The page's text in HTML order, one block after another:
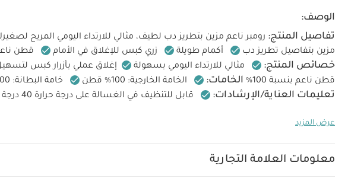
الوصف:
تفاصيل المنتج: رومبر ناعم مزين بتطريز دب لطيف، مثالي للارتداء اليومي المريح
مزين بتفاصيل تطريز دب
أكمام طويلة زري كبس للإغلاق في الأمام قطن ناعم
خصائص المنتج: مثالي للارتداء اليومي بسهولة
إغلاق عملي بأزرار كبس
قطن ناعم بنسبة 100%
الخامات: الخامة الخارجية: 100% قطن خامة البطانة: 100% قطن
تعليمات العناية/الإرشادات:
قابل للتنظيف في الغسالة على درجة حرارة 40 درجة مئوبة
الجاف
بتطريز سفاري
بيجاما بتصميم قطعة واحدة بطبعة الدب تيدي
عرض المزيد
معلومات العلامة التجارية